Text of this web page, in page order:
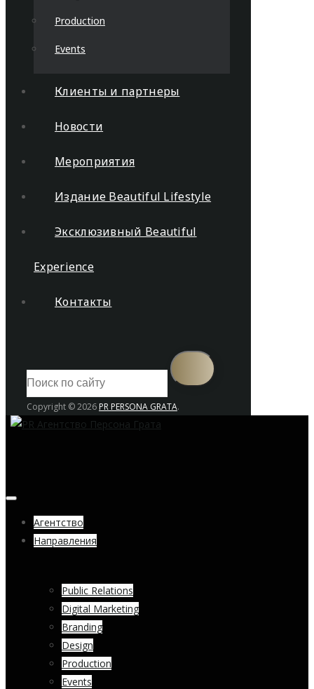
Production
Events
Клиенты и партнеры
Новости
Мероприятия
Издание Beautiful Lifestyle
Эксклюзивный Beautiful
Experience
Контакты
Copyright © 2026 PR PERSONA GRATA.
Агентство
Направления
Public Relations
Digital Marketing
Branding
Design
Production
Events